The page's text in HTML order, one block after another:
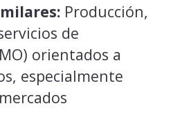
Producción,
de
orientados a
especialmente